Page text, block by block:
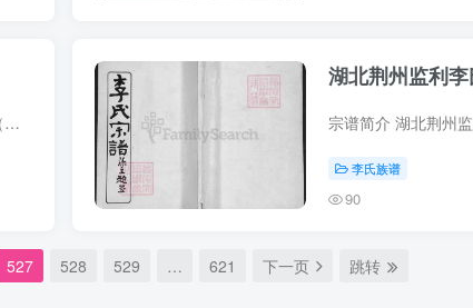
族谱简介 湖南浏阳李氏族谱，陇西堂，1881年（光绪7年）李德寊纂修，5册。书名页题平邑叶建卿梓。始祖火德，字闽海，宋末自福建宁化石壁村迁上杭胜运里。始迁祖世昌，字西宁，号端穆，火德五世...
湖北荆州监利李
李氏族谱
90
527 528 529 … 621 下一页 跳转